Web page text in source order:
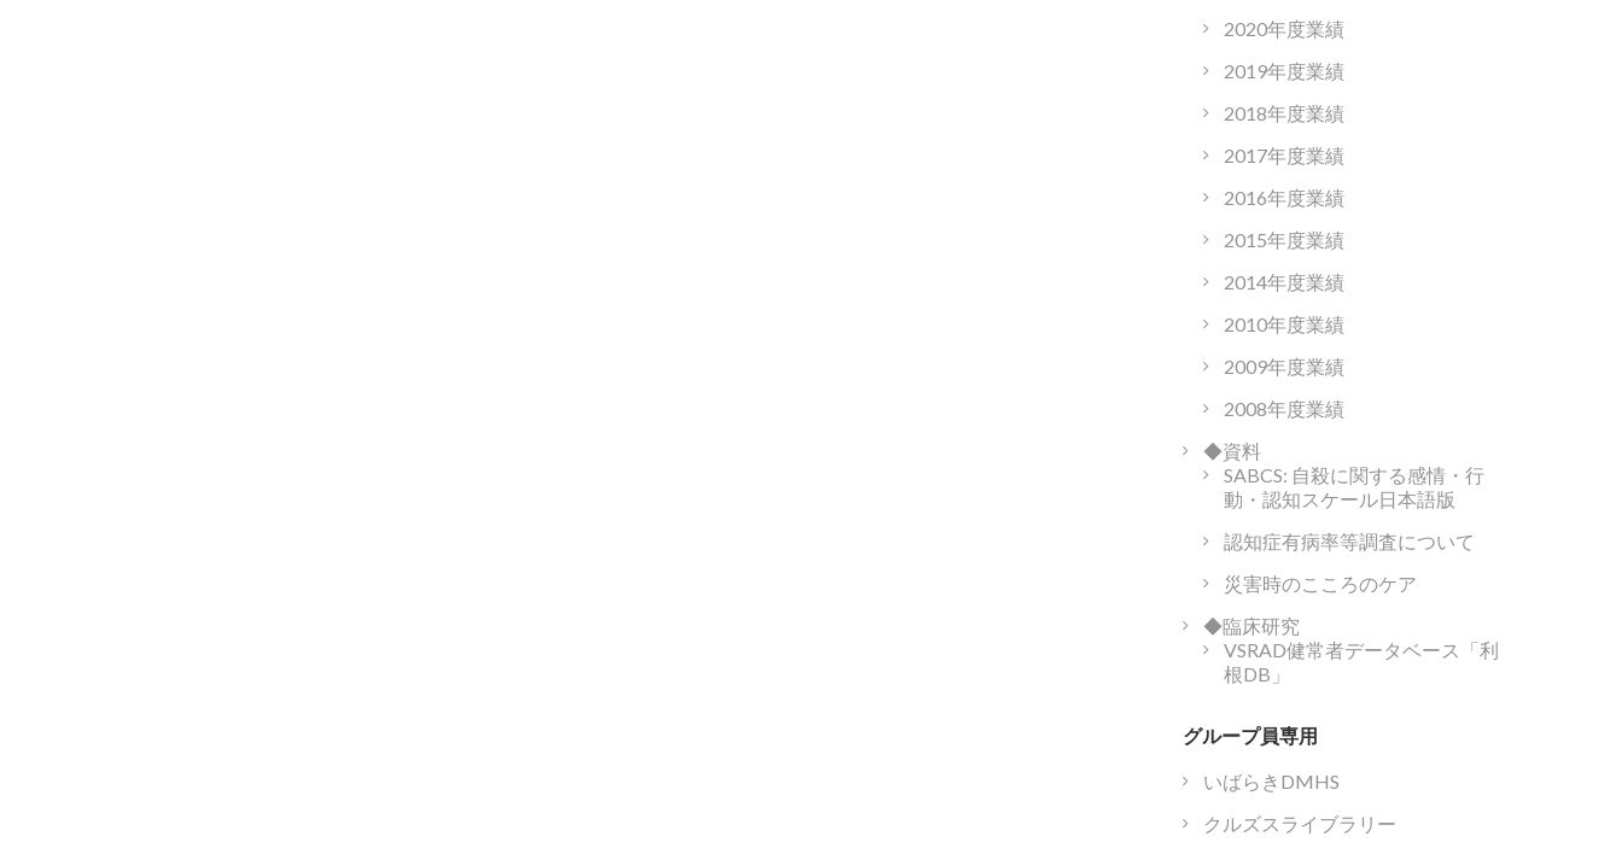
2020年度業績
2019年度業績
2018年度業績
2017年度業績
2016年度業績
2015年度業績
2014年度業績
2010年度業績
2009年度業績
2008年度業績
◆資料
SABCS: 自殺に関する感情・行
動・認知スケール日本語版
認知症有病率等調査について
災害時のこころのケア
◆臨床研究
VSRAD健常者データベース「利
根DB」
グループ員専用
いばらきDMHS
クルズスライブラリー